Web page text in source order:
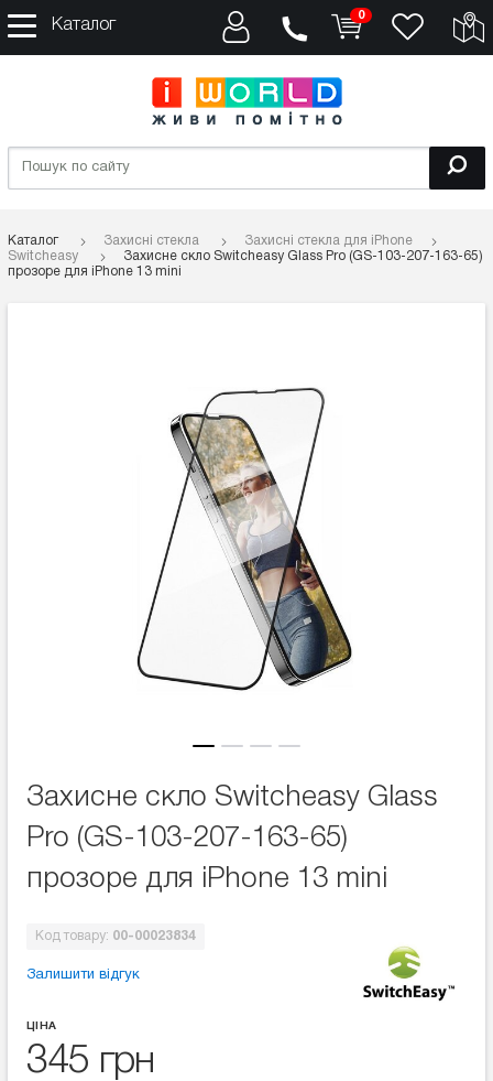
Каталог
0
Каталог Захисні стекла
Захисні стекла для iPhone
Switcheasy
Захисне скло Switcheasy Glass Pro (GS-103-207-163-65)
прозоре для iPhone 13 mini
Захисне скло Switcheasy Glass
Pro (GS-103-207-163-65)
прозоре для iPhone 13 mini
Код товару: 00-00023834
Залишити відгук
ЦІНА
345 грн